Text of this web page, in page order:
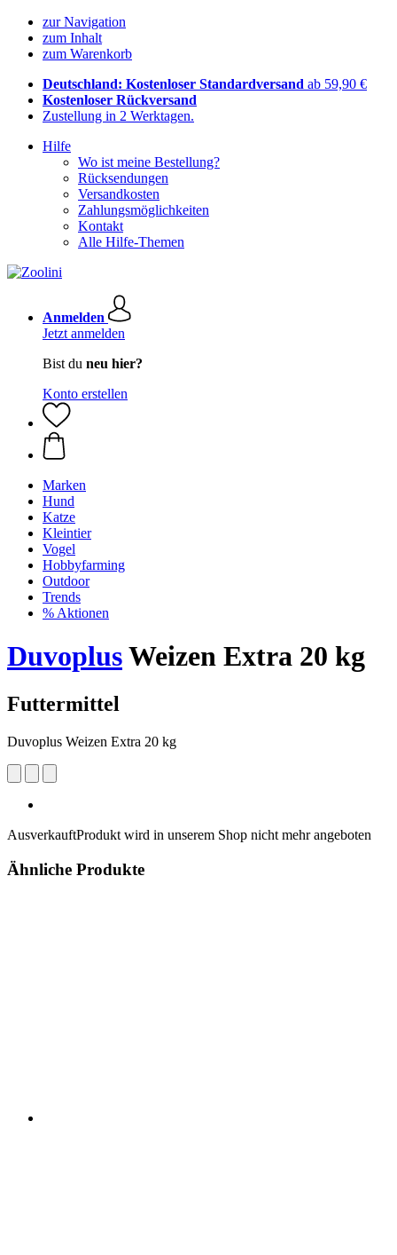
zur Navigation
zum Inhalt
zum Warenkorb
Deutschland: Kostenloser Standardversand ab 59,90 €
Kostenloser Rückversand
Zustellung in 2 Werktagen.
Hilfe
Wo ist meine Bestellung?
Rücksendungen
Versandkosten
Zahlungsmöglichkeiten
Kontakt
Alle Hilfe-Themen
Anmelden
Jetzt anmelden
Bist du neu hier?
Konto erstellen
Marken
Hund
Katze
Kleintier
Vogel
Hobbyfarming
Outdoor
Trends
% Aktionen
DuvoplusWeizen Extra 20 kg
Futtermittel
Duvoplus Weizen Extra 20 kg
AusverkauftProdukt wird in unserem Shop nicht mehr angeboten
Ähnliche Produkte